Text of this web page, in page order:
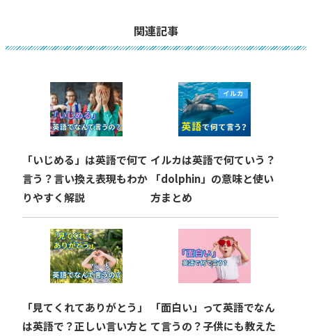
ョ
ン
関連記事
「いじめる」は英語で何て
言う？言い換え表現もわか
りやすく解説
イルカは英語で何ていう？
「dolphin」の意味と使い
方まとめ
「見てくれてありがとう」
は英語で？正しい言い方と
「面白い」って英語でなん
て言うの？子供にも教えた